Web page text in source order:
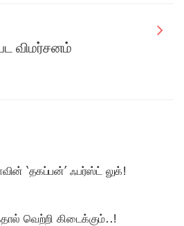
விமர்சனம்
‘தகப்பன்’ ஃபர்ஸ்ட் லுக்!
வெற்றி கிடைக்கும்..!